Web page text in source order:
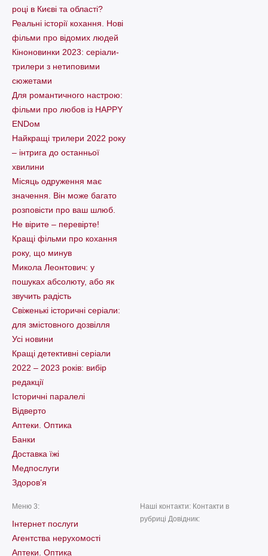
році в Києві та області?
Реальні історії кохання. Нові
фільми про відомих людей
Кіноновинки 2023: серіали-
трилери з нетиповими
сюжетами
Для романтичного настрою:
фільми про любов із HAPPY
ENDом
Найкращі трилери 2022 року
– інтрига до останньої
хвилини
Місяць одруження має
значення. Він може багато
розповісти про ваш шлюб.
Не вірите – перевірте!
Кращі фільми про кохання
року, що минув
Микола Леонтович: у
пошуках абсолюту, або як
звучить радість
Свіженькі історичні серіали:
для змістовного дозвілля
Усі новини
Кращі детективні серіали
2022 – 2023 років: вибір
редакції
Історичні паралелі
Відверто
Аптеки. Оптика
Банки
Доставка їжі
Медпослуги
Здоров’я
Меню 3:
Інтернет послуги
Агентства нерухомості
Аптеки. Оптика
Наші контакти: Контакти в
рубриці Довідник: